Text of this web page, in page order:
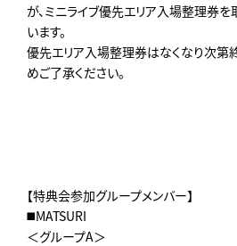
が、ミニライブ優先エリア入場整理券
います。
優先エリア入場整理券はなくなり次第
めご了承ください。
【特典会参加グループメンバー】
◼️MATSURI
＜グループA＞